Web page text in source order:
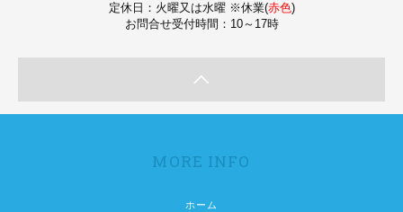
定休日：火曜又は水曜 ※休業(赤色)
お問合せ受付時間：10～17時
MORE INFO
ホーム